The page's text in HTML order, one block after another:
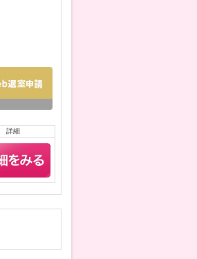
詳細